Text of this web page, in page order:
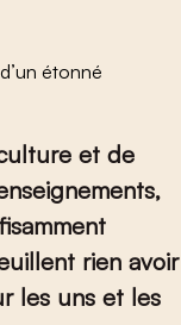
étonné
et de
rien avoir
les uns et les